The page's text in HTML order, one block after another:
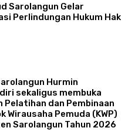
Sarolangun Gelar
Perlindungan Hukum Hak
Hurmin
sekaligus membuka
Pelatihan dan Pembinaan
Wirausaha Pemuda (KWP)
Sarolangun Tahun 2026